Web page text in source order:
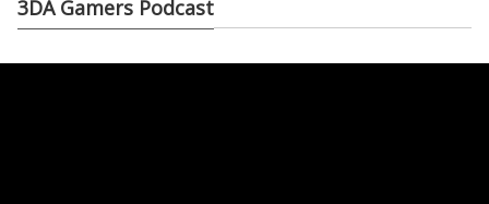
3DA Gamers Podcast